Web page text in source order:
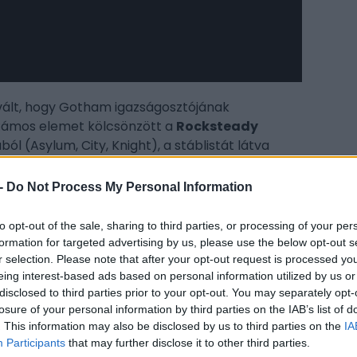
Do Not Process My Personal Information
opt-out of the sale, sharing to third parties, or processing of your
for targeted advertising by us, please use the below opt-out
selection. Please note that after your opt-out request is processed
interest-based ads based on personal information utilized by us
to third parties prior to your opt-out. You may separately
of your personal information by third parties on the IAB’s list of
This information may also be disclosed by us to third parties on the
Participants that may further disclose it to other third parties.
hogy Gotham igazságosztójának
elemet kölcsönzött a Rocksteady
(Asylum, City, Knight), a stáblistát látva
a
a fejlesztésbe. AVGCcikke alapján
egy producer, egy dizájner, valamint
vette ki a részét a munkából, ráadásul
Knightscsapatát, a Warner Bros.
társfejlesztő, vagyis nem csak a TT Games-é
t és a DC univerzumát, nem igazán lőhettek
Knighttal, pláne akkor, ha már kívülről
tudtok várni a következő felvonásig. Persze